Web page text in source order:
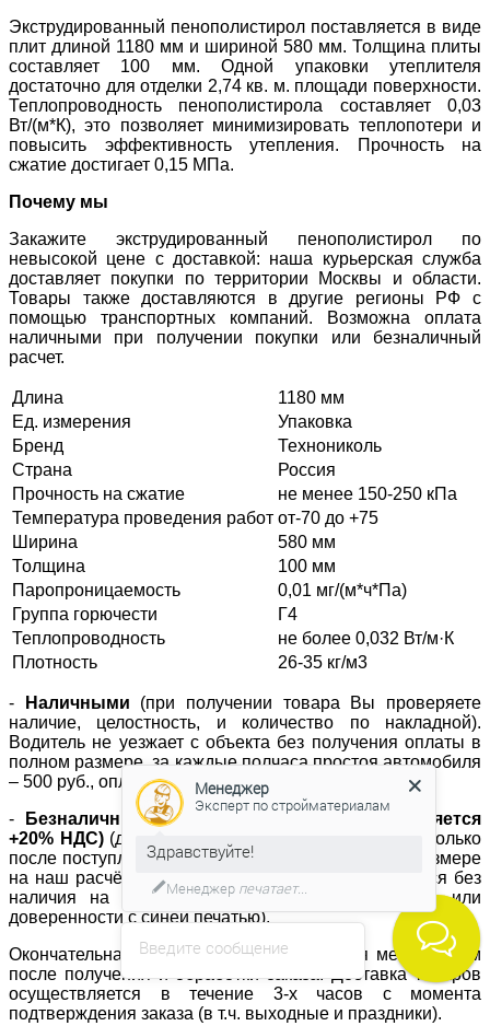
Экструдированный пенополистирол поставляется в виде
плит длиной 1180 мм и шириной 580 мм. Толщина плиты
составляет 100 мм. Одной упаковки утеплителя
достаточно для отделки 2,74 кв. м. площади поверхности.
Теплопроводность пенополистирола составляет 0,03
Вт/(м*К), это позволяет минимизировать теплопотери и
повысить эффективность утепления. Прочность на
сжатие достигает 0,15 МПа.
Почему мы
Закажите экструдированный пенополистирол по
невысокой цене с доставкой: наша курьерская служба
доставляет покупки по территории Москвы и области.
Товары также доставляются в другие регионы РФ с
помощью транспортных компаний. Возможна оплата
наличными при получении покупки или безналичный
расчет.
Длина
1180 мм
Ед. измерения
Упаковка
Бренд
Технониколь
Страна
Россия
Прочность на сжатие
не менее 150-250 кПа
Температура проведения работ от-70 до +75
Ширина
580 мм
Толщина
100 мм
Паропроницаемость
0,01 мг/(м*ч*Па)
Группа горючести
Г4
Теплопроводность
не более 0,032 Вт/м·К
Плотность
26-35 кг/м3
- Наличными (при получении товара Вы проверяете
наличие, целостность, и количество по накладной).
Водитель не уезжает с объекта без получения оплаты в
полном размере, за каждые полчаса простоя автомобиля
– 500 руб., оплачивается дополнительно.
-
Безналичный расчет (к стоимости прибавляется
+20% НДС) (доставка материала осуществляется только
после поступления денежных средств в полном размере
на наш расчётный счёт; отгрузка не осуществляется без
наличия на объекте печати компании заказчика или
доверенности с синей печатью).
Окончательная стоимость устанавливается менеджером
после получения и обработки заказа. Доставка товаров
осуществляется в течение 3-х часов с момента
подтверждения заказа (в т.ч. выходные и праздники).
Введите сообщение
Менеджер
Эксперт по стройматериалам
Здравствуйте!
Менеджер печатает...